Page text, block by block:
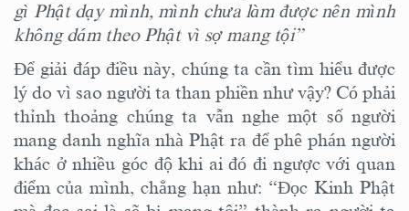
gì Phật dạy mình, mình chưa làm được nên mình
không dám theo Phật vì sợ mang tội”
Để giải đáp điều này, chúng ta cần tìm hiểu được
lý do vì sao người ta than phiền như vậy? Có phải
thỉnh thoảng chúng ta vẫn nghe một số người
mang danh nghĩa nhà Phật ra để phê phán người
khác ở nhiều góc độ khi ai đó đi ngược với quan
điểm của mình, chẳng hạn như: “Đọc Kinh Phật